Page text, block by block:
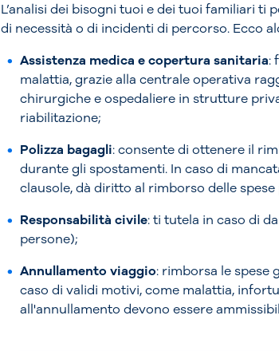
L’analisi dei bisogni tuoi e dei tuoi familiari ti
di necessità o di incidenti di percorso. Ecco
Assistenza medica e copertura sanitaria:
malattia, grazie alla centrale operativa
chirurgiche e ospedaliere in strutture
riabilitazione;
Polizza bagagli: consente di ottenere il
durante gli spostamenti. In caso di
clausole, dà diritto al rimborso delle
Responsabilità civile: ti tutela in caso di
persone);
Annullamento viaggio: rimborsa le spese
caso di validi motivi, come malattia,
all'annullamento devono essere